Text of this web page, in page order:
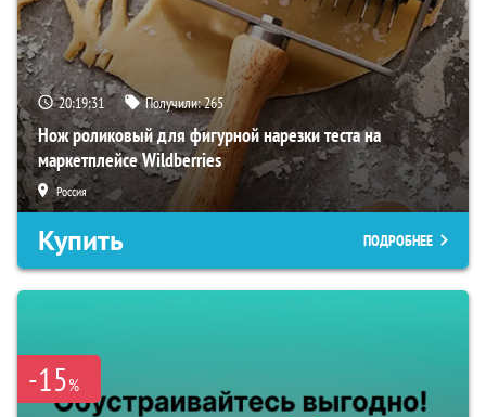
20:19:30 Получили:265
Нож роликовый для фигурной нарезки теста на
маркетплейсе Wildberries
Россия
Купить ПОДРОБНЕЕ
-15%